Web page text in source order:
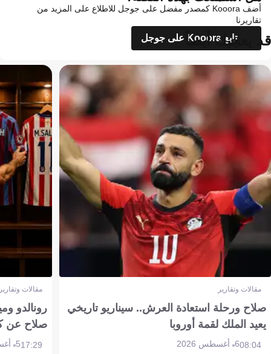
أضف Kooora كمصدر مفضل على جوجل للاطلاع على المزيد من
تقاريرنا
تابع Kooora على جوجل
قد يعجبك أيضاً
مقالات وتقارير
صلاح ورحلة استعادة العرش.. سيناريو تاريخي
يعيد الملك لقمة أوروبا
08:046 أغسطس 2026
مقالات
رونالدو
صلاح عن
17:295 أغسطس 2026